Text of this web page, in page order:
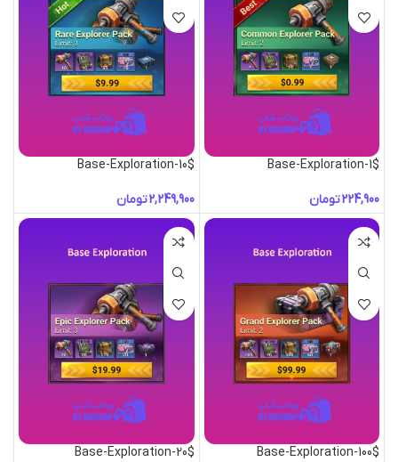
Base-Exploration-1$
تومان
Base-Exploration-10$
تومان
Base-Exploration-100$
Base-Exploration-20$